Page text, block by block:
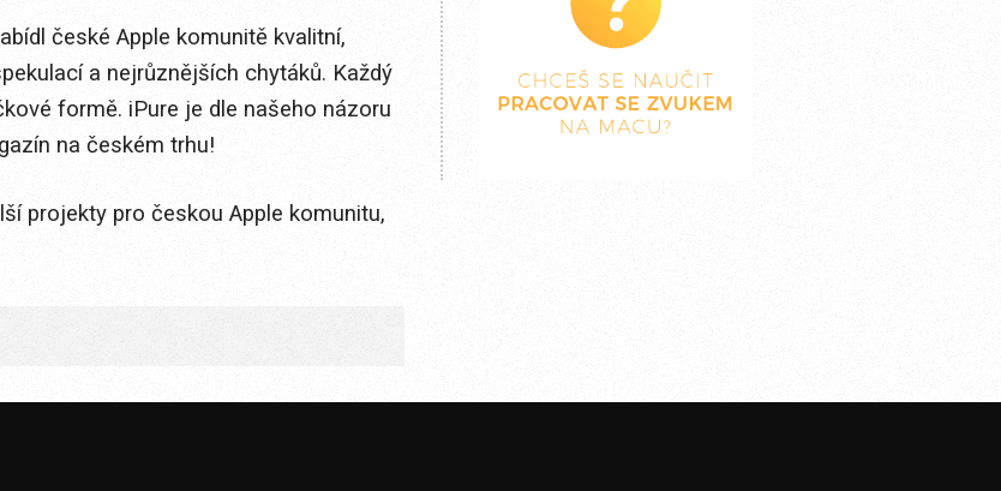
české Apple komunitě kvalitní,
a nejrůznějších chytáků. Každý
formě. iPure je dle našeho názoru
na českém trhu!
projekty pro českou Apple komunitu,